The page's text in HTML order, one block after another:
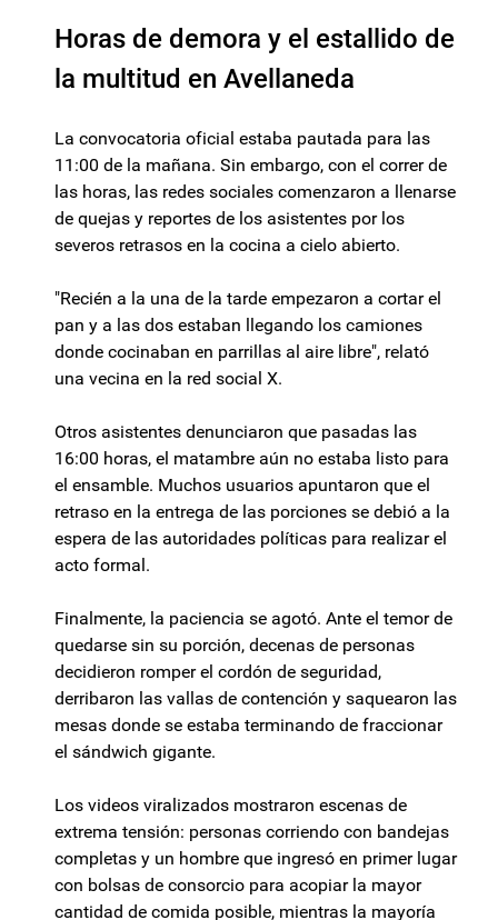
Horas de demora y el estallido de
la multitud en Avellaneda
La convocatoria oficial estaba pautada para las
11:00 de la mañana. Sin embargo, con el correr de
las horas, las redes sociales comenzaron a llenarse
de quejas y reportes de los asistentes por los
severos retrasos en la cocina a cielo abierto.
"Recién a la una de la tarde empezaron a cortar el
pan y a las dos estaban llegando los camiones
donde cocinaban en parrillas al aire libre", relató
una vecina en la red social X.
Otros asistentes denunciaron que pasadas las
16:00 horas, el matambre aún no estaba listo para
el ensamble. Muchos usuarios apuntaron que el
retraso en la entrega de las porciones se debió a la
espera de las autoridades políticas para realizar el
acto formal.
Finalmente, la paciencia se agotó. Ante el temor de
quedarse sin su porción, decenas de personas
decidieron romper el cordón de seguridad,
derribaron las vallas de contención y saquearon las
mesas donde se estaba terminando de fraccionar
el sándwich gigante.
Los videos viralizados mostraron escenas de
extrema tensión: personas corriendo con bandejas
completas y un hombre que ingresó en primer lugar
con bolsas de consorcio para acopiar la mayor
cantidad de comida posible, mientras la mayoría